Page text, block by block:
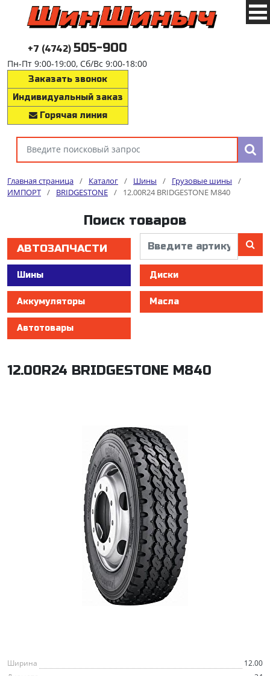
+7 (4742) 505-900
Пн-Пт 9:00-19:00, Сб/Вс 9:00-18:00
Заказать звонок
Индивидуальный заказ
Горячая линия
Главная страница / Каталог / Шины / Грузовые шины
/
ИМПОРТ / BRIDGESTONE / 12.00R24 BRIDGESTONE M840
Поиск товаров
АВТОЗАПЧАСТИ
Шины Диски
Аккумуляторы Масла
Автотовары
12.00R24 BRIDGESTONE M840
Ширина
12.00